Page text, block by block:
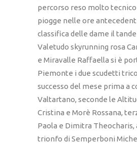
percorso reso molto
piogge nelle ore
classifica delle dame il
Valetudo skyrunning rosa
e Miravalle Raffaella si è
Piemonte i due scudetti
successo del mese prima a
Valtartano, seconde le
Cristina e Morè Rossana,
Paola e Dimitra Theocharis,
trionfo di Semperboni